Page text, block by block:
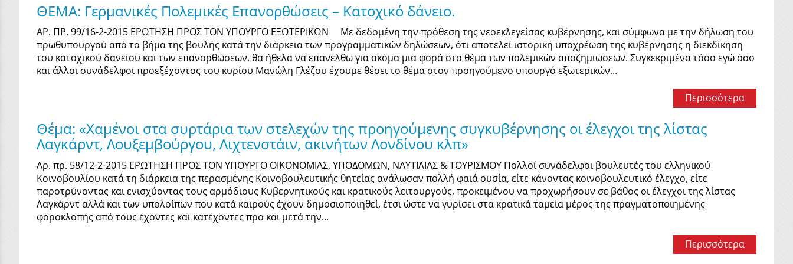
ΘΕΜΑ: Γερμανικές Πολεμικές Επανορθώσεις – Κατοχικό δάνειο.
ΑΡ. ΠΡ. 99/16-2-2015 ΕΡΩΤΗΣΗ ΠΡΟΣ ΤΟΝ ΥΠΟΥΡΓΟ ΕΞΩΤΕΡΙΚΩΝ Με δεδομένη την πρόθεση της νεοεκλεγείσας κυβέρνησης, και σύμφωνα με την δήλωση του
πρωθυπουργού από το βήμα της βουλής κατά την διάρκεια των προγραμματικών δηλώσεων, ότι αποτελεί ιστορική υποχρέωση της κυβέρνησης η διεκδίκηση
του κατοχικού δανείου και των επανορθώσεων, θα ήθελα να επανέλθω για ακόμα μια φορά στο θέμα των πολεμικών αποζημιώσεων. Συγκεκριμένα τόσο εγώ όσο
και άλλοι συνάδελφοι προεξέχοντος του κυρίου Μανώλη Γλέζου έχουμε θέσει το θέμα στον προηγούμενο υπουργό εξωτερικών...
Περισσότερα
Θέμα: «Χαμένοι στα συρτάρια των στελεχών της προηγούμενης συγκυβέρνησης οι έλεγχοι της λίστας
Λαγκάρντ, Λουξεμβούργου, Λιχτενστάιν, ακινήτων Λονδίνου κλπ»
Αρ. πρ. 58/12-2-2015 ΕΡΩΤΗΣΗ ΠΡΟΣ ΤΟΝ ΥΠΟΥΡΓΟ ΟΙΚΟΝΟΜΙΑΣ, ΥΠΟΔΟΜΩΝ, ΝΑΥΤΙΛΙΑΣ & ΤΟΥΡΙΣΜΟΥ Πολλοί συνάδελφοι βουλευτές του ελληνικού
Κοινοβουλίου κατά τη διάρκεια της περασμένης Κοινοβουλευτικής θητείας ανάλωσαν πολλή φαιά ουσία, είτε κάνοντας κοινοβουλευτικό έλεγχο, είτε
παροτρύνοντας και ενισχύοντας τους αρμόδιους Κυβερνητικούς και κρατικούς λειτουργούς, προκειμένου να προχωρήσουν σε βάθος οι έλεγχοι της λίστας
Λαγκάρντ αλλά και των υπολοίπων που κατά καιρούς έχουν δημοσιοποιηθεί, έτσι ώστε να γυρίσει στα κρατικά ταμεία μέρος της πραγματοποιημένης
φοροκλοπής από τους έχοντες και κατέχοντες προ και μετά την...
Περισσότερα